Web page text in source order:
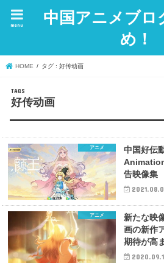
中国アニメブロ
め！
menu
HOME タグ : 好传动画
好传动画
アニメ
中国好伝
告映像集
アニメ
新たな映
画の新作
期待が高